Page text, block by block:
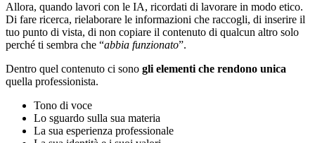
Allora, quando lavori con le IA, ricordati di lavorare in modo etico.
Di fare ricerca, rielaborare le informazioni che raccogli, di inserire il
tuo punto di vista, di non copiare il contenuto di qualcun altro solo
perché ti sembra che “abbia funzionato”.
Dentro quel contenuto ci sono gli elementi che rendono unica
quella professionista.
Tono di voce
Lo sguardo sulla sua materia
La sua esperienza professionale